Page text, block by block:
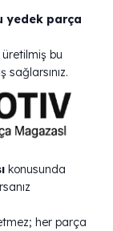
yedek parça
bu
konusunda
her parça